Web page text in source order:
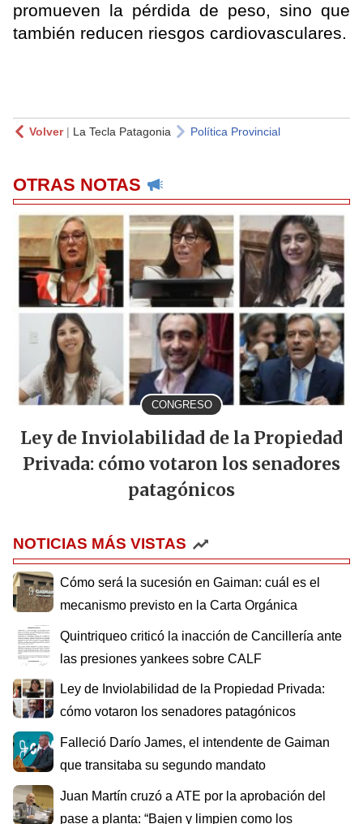
promueven la pérdida de peso, sino que
también reducen riesgos cardiovasculares.
Volver| La Tecla Patagonia Política Provincial
OTRAS NOTAS
CONGRESO
Ley de Inviolabilidad de la Propiedad
Privada: cómo votaron los senadores
patagónicos
NOTICIAS MÁS VISTAS
Cómo será la sucesión en Gaiman: cuál es el
mecanismo previsto en la Carta Orgánica
Quintriqueo criticó la inacción de Cancillería ante
las presiones yankees sobre CALF
Ley de Inviolabilidad de la Propiedad Privada:
cómo votaron los senadores patagónicos
Falleció Darío James, el intendente de Gaiman
que transitaba su segundo mandato
Juan Martín cruzó a ATE por la aprobación del
pase a planta: “Bajen y limpien como los